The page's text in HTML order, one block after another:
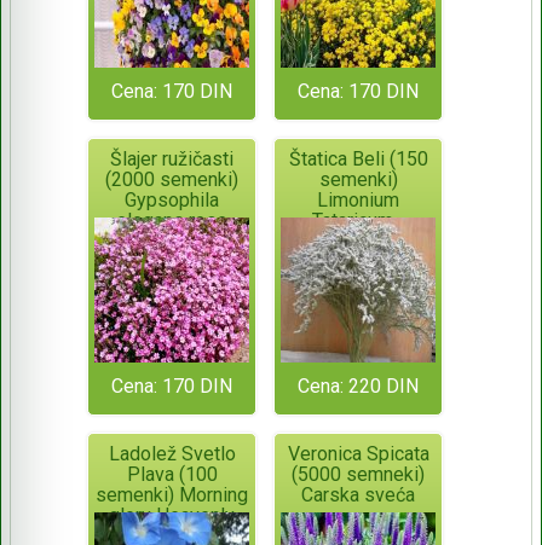
Cena: 170 DIN Cena: 170 DIN
Šlajer ružičasti
(2000 semenki)
Gypsophila
elegans rose
Cena: 170 DIN
Štatica Beli (150
semenki)
Limonium
Tataricum -
višegodišnji
Cena: 220 DIN
Ladolež Svetlo
Plava (100
semenki) Morning
glory Heavenly
Blue
Veronica Spicata
(5000 semneki)
Carska sveća